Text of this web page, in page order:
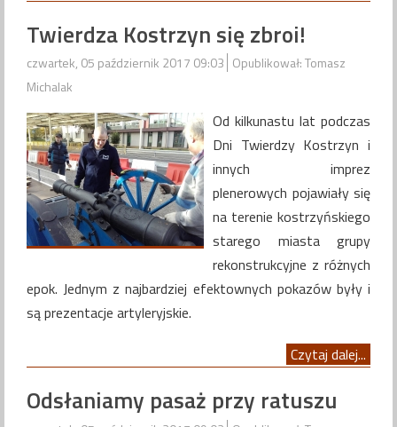
Twierdza Kostrzyn się zbroi!
czwartek, 05 październik 2017 09:03 Opublikował: Tomasz
Michalak
Od kilkunastu lat podczas
Dni Twierdzy Kostrzyn i
innych imprez
plenerowych pojawiały się
na terenie kostrzyńskiego
starego miasta grupy
rekonstrukcyjne z różnych
epok. Jednym z najbardziej efektownych pokazów były i
są prezentacje artyleryjskie.
Czytaj dalej...
Odsłaniamy pasaż przy ratuszu